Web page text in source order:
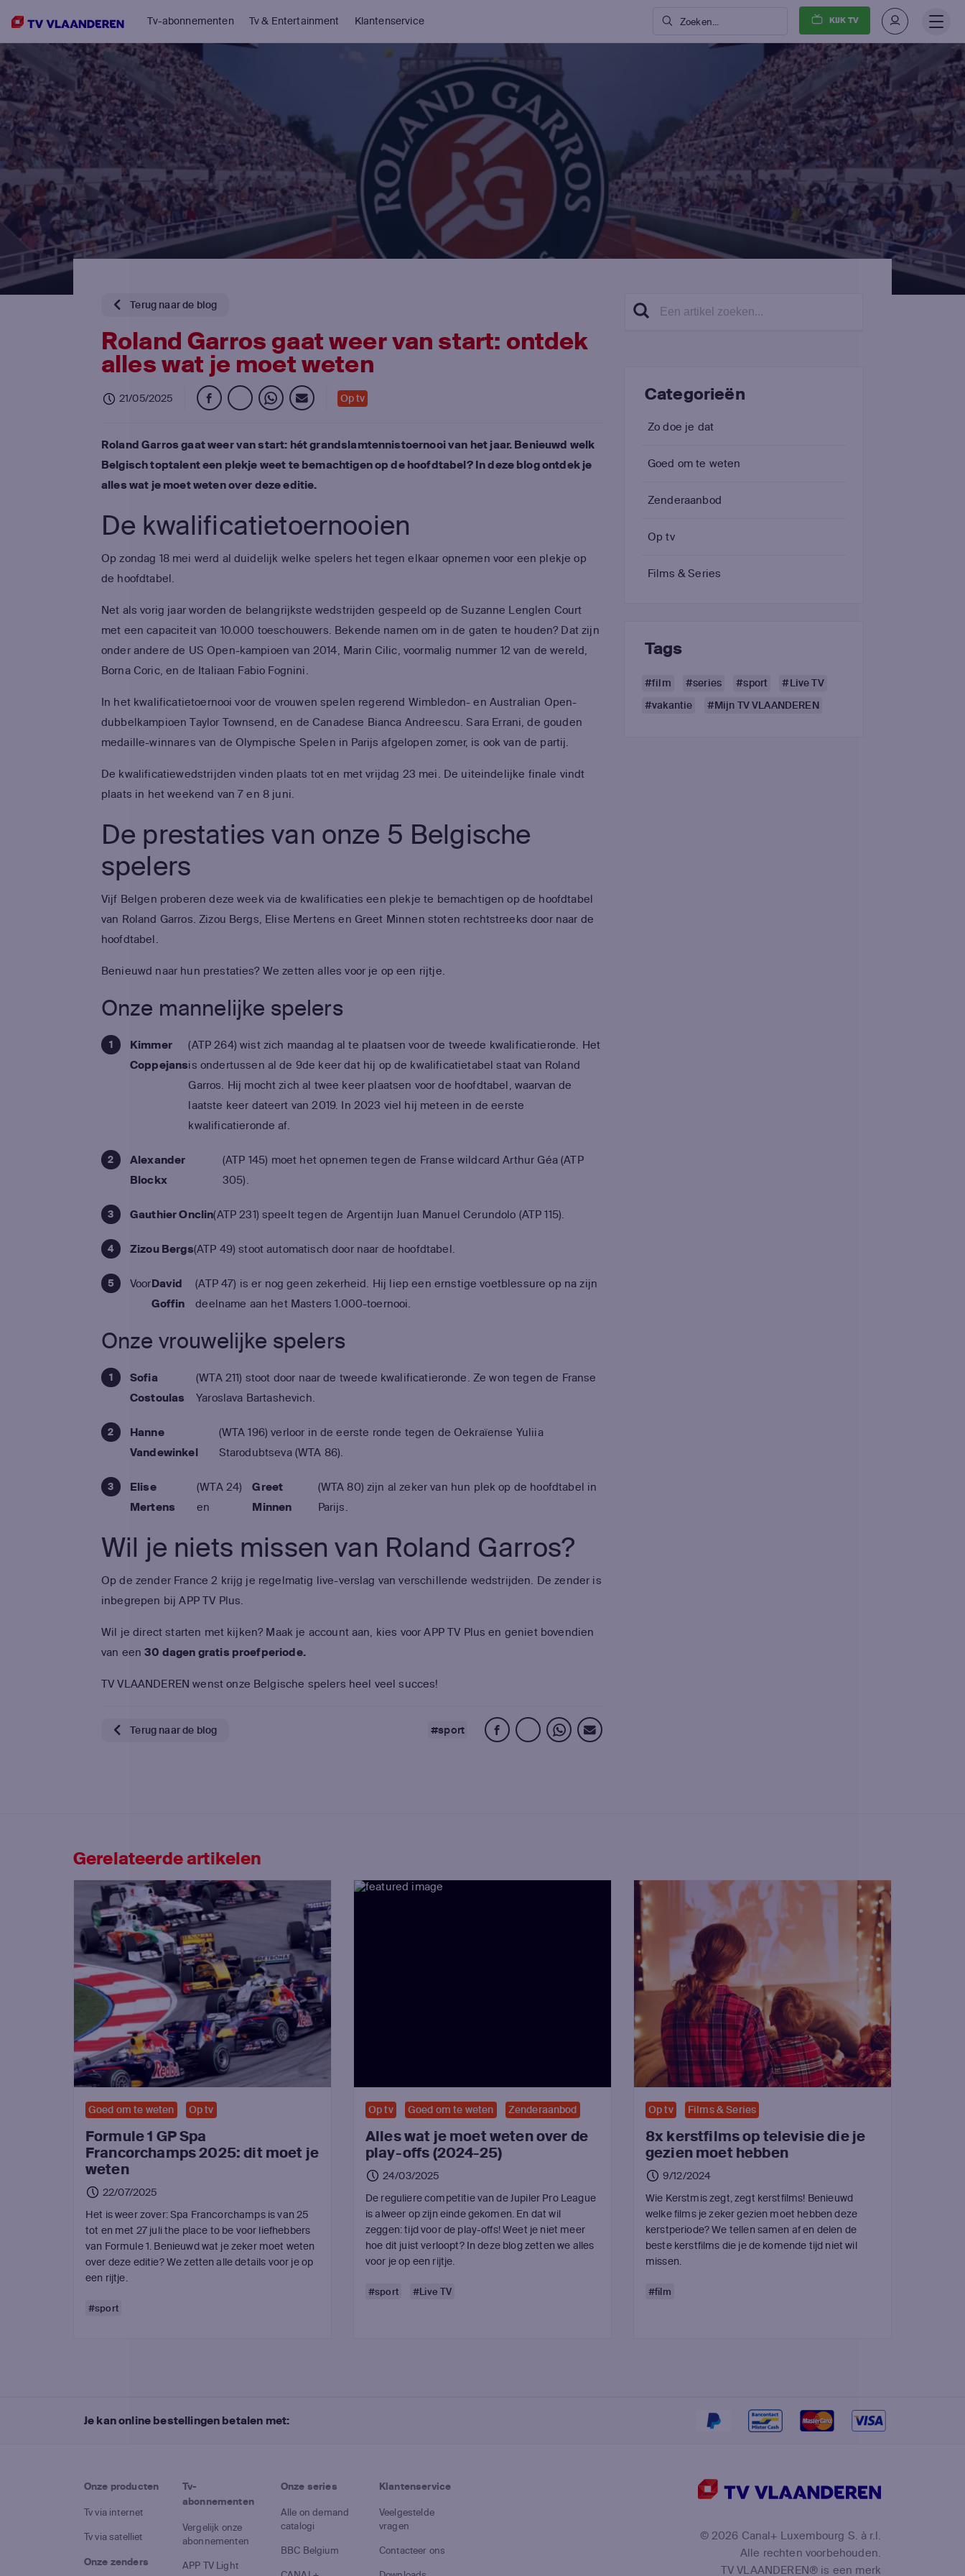
Tv-abonnementen Tv & Entertainment Klantenservice Zoeken... KIJK TV
Terug naar de blog
Roland Garros gaat weer van start: ontdek
alles wat je moet weten
21/05/2025 Op tv
Roland Garros gaat weer van start: hét grandslamtennistoernooi van het jaar. Benieuwd welk
Belgisch toptalent een plekje weet te bemachtigen op de hoofdtabel? In deze blog ontdek je
alles wat je moet weten over deze editie.
De kwalificatietoernooien
Op zondag 18 mei werd al duidelijk welke spelers het tegen elkaar opnemen voor een plekje op
de hoofdtabel.
Net als vorig jaar worden de belangrijkste wedstrijden gespeeld op de Suzanne Lenglen Court
met een capaciteit van 10.000 toeschouwers. Bekende namen om in de gaten te houden? Dat zijn
onder andere de US Open-kampioen van 2014, Marin Cilic, voormalig nummer 12 van de wereld,
Borna Coric, en de Italiaan Fabio Fognini.
In het kwalificatietoernooi voor de vrouwen spelen regerend Wimbledon- en Australian Open-
dubbelkampioen Taylor Townsend, en de Canadese Bianca Andreescu. Sara Errani, de gouden
medaille-winnares van de Olympische Spelen in Parijs afgelopen zomer, is ook van de partij.
De kwalificatiewedstrijden vinden plaats tot en met vrijdag 23 mei. De uiteindelijke finale vindt
plaats in het weekend van 7 en 8 juni.
De prestaties van onze 5 Belgische
spelers
Vijf Belgen proberen deze week via de kwalificaties een plekje te bemachtigen op de hoofdtabel
van Roland Garros. Zizou Bergs, Elise Mertens en Greet Minnen stoten rechtstreeks door naar de
hoofdtabel.
Benieuwd naar hun prestaties? We zetten alles voor je op een rijtje.
Onze mannelijke spelers
Kimmer
Coppejans
(ATP 264) wist zich maandag al te plaatsen voor de tweede kwalificatieronde. Het
is ondertussen al de 9de keer dat hij op de kwalificatietabel staat van Roland
Garros. Hij mocht zich al twee keer plaatsen voor de hoofdtabel, waarvan de
laatste keer dateert van 2019. In 2023 viel hij meteen in de eerste
kwalificatieronde af.
Alexander
Blockx
(ATP 145) moet het opnemen tegen de Franse wildcard Arthur Géa (ATP
305).
Gauthier Onclin(ATP 231) speelt tegen de Argentijn Juan Manuel Cerundolo (ATP 115).
Zizou Bergs(ATP 49) stoot automatisch door naar de hoofdtabel.
VoorDavid
Goffin
(ATP 47) is er nog geen zekerheid. Hij liep een ernstige voetblessure op na zijn
deelname aan het Masters 1.000-toernooi.
Onze vrouwelijke spelers
Sofia
Costoulas
(WTA 211) stoot door naar de tweede kwalificatieronde. Ze won tegen de Franse
Yaroslava Bartashevich.
Hanne
Vandewinkel
(WTA 196) verloor in de eerste ronde tegen de Oekraïense Yuliia
Starodubtseva (WTA 86).
Elise
Mertens
(WTA 24)
en
Greet
Minnen
(WTA 80) zijn al zeker van hun plek op de hoofdtabel in
Parijs.
Wil je niets missen van Roland Garros?
Op de zender France 2 krijg je regelmatig live-verslag van verschillende wedstrijden. De zender is
inbegrepen bij APP TV Plus.
Wil je direct starten met kijken? Maak je account aan, kies voor APP TV Plus en geniet bovendien
van een30 dagen gratis proefperiode.
TV VLAANDEREN wenst onze Belgische spelers heel veel succes!
Terug naar de blog #sport
Categorieën
Zo doe je dat
Goed om te weten
Zenderaanbod
Op tv
Films & Series
Tags
#film #series #sport
#Live TV
#vakantie
#Mijn TV VLAANDEREN
Gerelateerde artikelen
Goed om te weten Op tv
Formule 1 GP Spa
Francorchamps 2025: dit moet je
weten
22/07/2025
Het is weer zover: Spa Francorchamps is van 25
tot en met 27 juli the place to be voor liefhebbers
van Formule 1. Benieuwd wat je zeker moet weten
over deze editie? We zetten alle details voor je op
een rijtje.
#sport
Op tv Goed om te weten Zenderaanbod
Alles wat je moet weten over de
play-offs (2024-25)
24/03/2025
De reguliere competitie van de Jupiler Pro League
is alweer op zijn einde gekomen. En dat wil
zeggen: tijd voor de play-offs! Weet je niet meer
hoe dit juist verloopt? In deze blog zetten we alles
voor je op een rijtje.
#sport #Live TV
Op tv Films & Series
8x kerstfilms op televisie die je
gezien moet hebben
9/12/2024
Wie Kerstmis zegt, zegt kerstfilms! Benieuwd
welke films je zeker gezien moet hebben deze
kerstperiode? We tellen samen af en delen de
beste kerstfilms die je de komende tijd niet wil
missen.
#film
Je kan online bestellingen betalen met:
Onze producten
Tv via internet
Tv via satelliet
Onze zenders
Tv-
abonnementen
Vergelijk onze
abonnementen
APP TV Light
Onze series
Alle on demand
catalogi
BBC Belgium
Klantenservice
Veelgestelde
vragen
Contacteer ons
© 2026 Canal+ Luxembourg S. à r.l.
Alle rechten voorbehouden.
TV VLAANDEREN® is een merk